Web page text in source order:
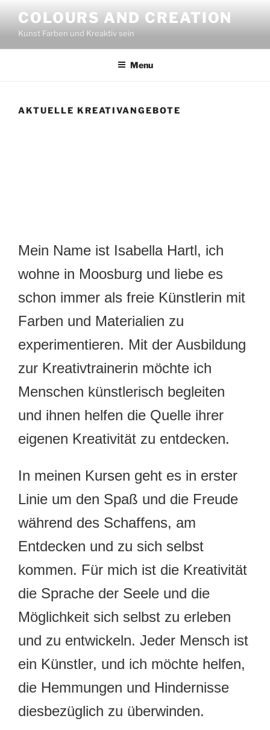
content
COLOURS AND CREATION
Kunst Farben und Kreaktiv sein
Menu
AKTUELLE KREATIVANGEBOTE
Mein Name ist Isabella Hartl, ich
wohne in Moosburg und liebe es
schon immer als freie Künstlerin mit
Farben und Materialien zu
experimentieren. Mit der Ausbildung
zur Kreativtrainerin möchte ich
Menschen künstlerisch begleiten
und ihnen helfen die Quelle ihrer
eigenen Kreativität zu entdecken.
In meinen Kursen geht es in erster
Linie um den Spaß und die Freude
während des Schaffens, am
Entdecken und zu sich selbst
kommen. Für mich ist die Kreativität
die Sprache der Seele und die
Möglichkeit sich selbst zu erleben
und zu entwickeln. Jeder Mensch ist
ein Künstler, und ich möchte helfen,
die Hemmungen und Hindernisse
diesbezüglich zu überwinden.